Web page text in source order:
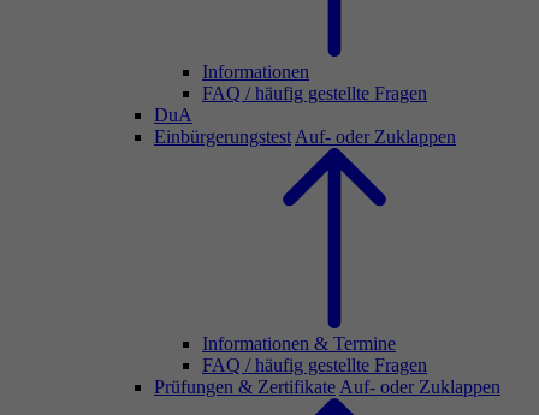
Informationen
FAQ / häufig gestellte Fragen
DuA
Einbürgerungstest Auf- oder Zuklappen
Informationen & Termine
FAQ / häufig gestellte Fragen
Prüfungen & Zertifikate Auf- oder Zuklappen